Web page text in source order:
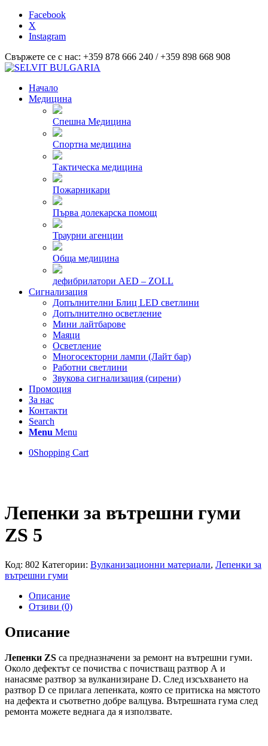
Facebook
X
Instagram
Свържете се с нас: +359 878 666 240 / +359 898 668 908
Начало
Медицина
Спешна Медицина
Спортна медицина
Тактическа медицина
Пожарникари
Първа долекарска помощ
Траурни агенции
Обща медицина
дефибрилатори AED – ZOLL
Сигнализация
Допълнителни Блиц LED светлини
Допълнително осветление
Мини лайтбарове
Маяци
Осветление
Многосекторни лампи (Лайт бар)
Работни светлини
Звукова сигнализация (сирени)
Промоция
За нас
Контакти
Search
Menu Menu
0Shopping Cart
Лепенки за вътрешни гуми
ZS 5
Код: 802 Категории: Вулканизационни материали, Лепенки за
вътрешни гуми
Описание
Отзиви (0)
Описание
Лепенки ZS са предназначени за ремонт на вътрешни гуми.
Около дефектът се почиства с почистващ разтвор А и
нанасяме разтвор за вулканизиране D. След изсъхването на
разтвор D се прилага лепенката, която се притиска на мястото
на дефекта и съответно добре валцува. Вътрешната гума след
ремонта можете веднага да я използвате.